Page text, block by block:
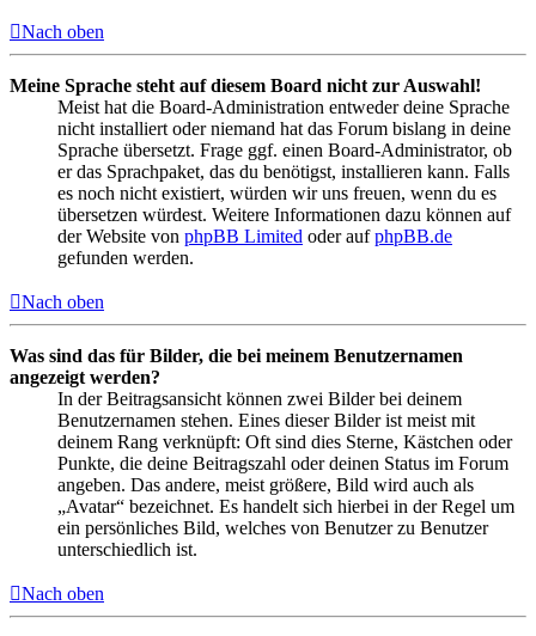
Nach oben
Meine Sprache steht auf diesem Board nicht zur Auswahl!
Meist hat die Board-Administration entweder deine Sprache
nicht installiert oder niemand hat das Forum bislang in deine
Sprache übersetzt. Frage ggf. einen Board-Administrator, ob
er das Sprachpaket, das du benötigst, installieren kann. Falls
es noch nicht existiert, würden wir uns freuen, wenn du es
übersetzen würdest. Weitere Informationen dazu können auf
der Website von phpBB Limited oder aufphpBB.de
gefunden werden.
Nach oben
Was sind das für Bilder, die bei meinem Benutzernamen
angezeigt werden?
In der Beitragsansicht können zwei Bilder bei deinem
Benutzernamen stehen. Eines dieser Bilder ist meist mit
deinem Rang verknüpft: Oft sind dies Sterne, Kästchen oder
Punkte, die deine Beitragszahl oder deinen Status im Forum
angeben. Das andere, meist größere, Bild wird auch als
„Avatar“ bezeichnet. Es handelt sich hierbei in der Regel um
ein persönliches Bild, welches von Benutzer zu Benutzer
unterschiedlich ist.
Nach oben